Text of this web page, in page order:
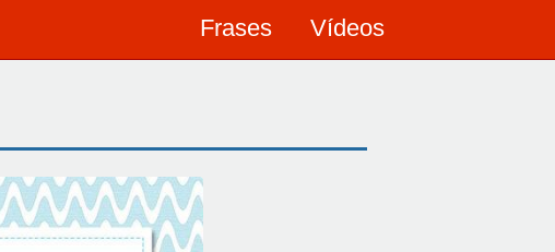
Frases Vídeos